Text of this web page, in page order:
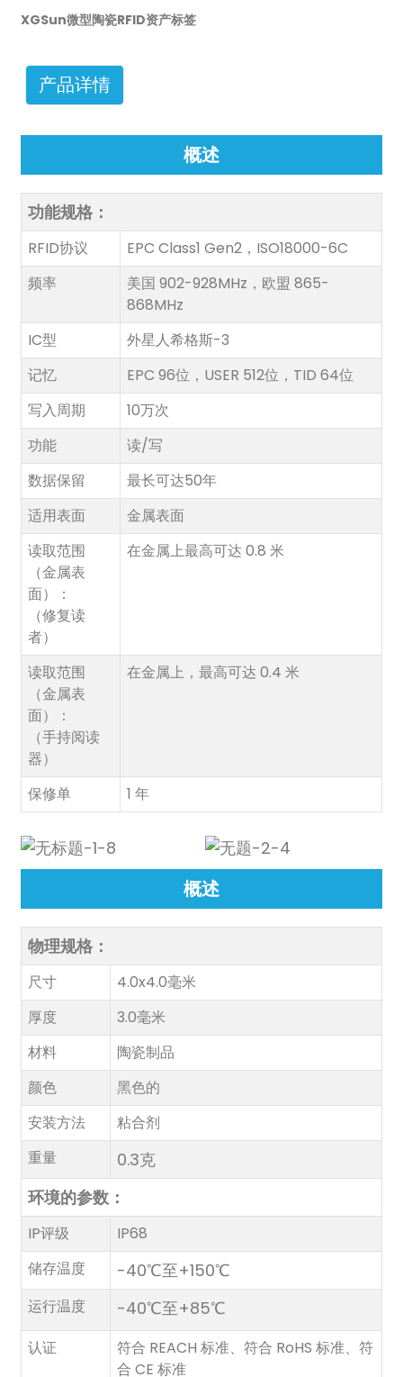
XGSun微型陶瓷RFID资产标签
产品详情
概述
功能规格：
RFID协议
EPC Class1 Gen2，ISO18000-6C
频率
美国 902-928MHz，欧盟 865-
868MHz
IC型
外星人希格斯-3
记忆
EPC 96位，USER 512位，TID 64位
写入周期
10万次
功能
读/写
数据保留
最长可达50年
适用表面
金属表面
读取范围
（金属表
面）：
（修复读
者）
在金属上最高可达 0.8 米
读取范围
（金属表
面）：
（手持阅读
器）
在金属上，最高可达 0.4 米
保修单 1 年
概述
物理规格：
尺寸
4.0x4.0毫米
厚度
3.0毫米
材料
陶瓷制品
颜色
黑色的
安装方法
粘合剂
重量
0.3克
环境的参数：
IP评级
IP68
储存温度
-40℃至+150℃
运行温度 -40℃至+85℃
认证
符合 REACH 标准、符合 RoHS 标准、符
合 CE 标准